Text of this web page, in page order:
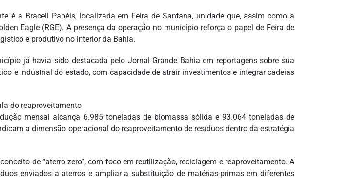
é a Bracell Papéis, localizada em Feira de Santana, unidade que, assim como a
Eagle (RGE). A presença da operação no município reforça o papel de Feira de
e produtivo no interior da Bahia.
já havia sido destacada pelo Jornal Grande Bahia em reportagens sobre sua
e industrial do estado, com capacidade de atrair investimentos e integrar cadeias
do reaproveitamento
mensal alcança 6.985 toneladas de biomassa sólida e 93.064 toneladas de
a dimensão operacional do reaproveitamento de resíduos dentro da estratégia
de “aterro zero”, com foco em reutilização, reciclagem e reaproveitamento. A
enviados a aterros e ampliar a substituição de matérias-primas em diferentes